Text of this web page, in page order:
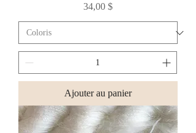
Prix
34,00 $
Ajouter au panier